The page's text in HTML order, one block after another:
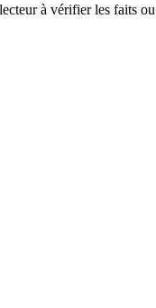
à vérifier les faits